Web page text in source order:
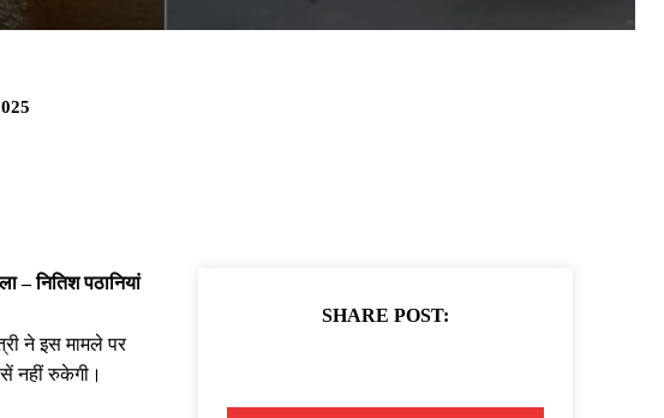
– नितिश पठानियां
ने इस मामले पर
नहीं रुकेगी।
SHARE POST: